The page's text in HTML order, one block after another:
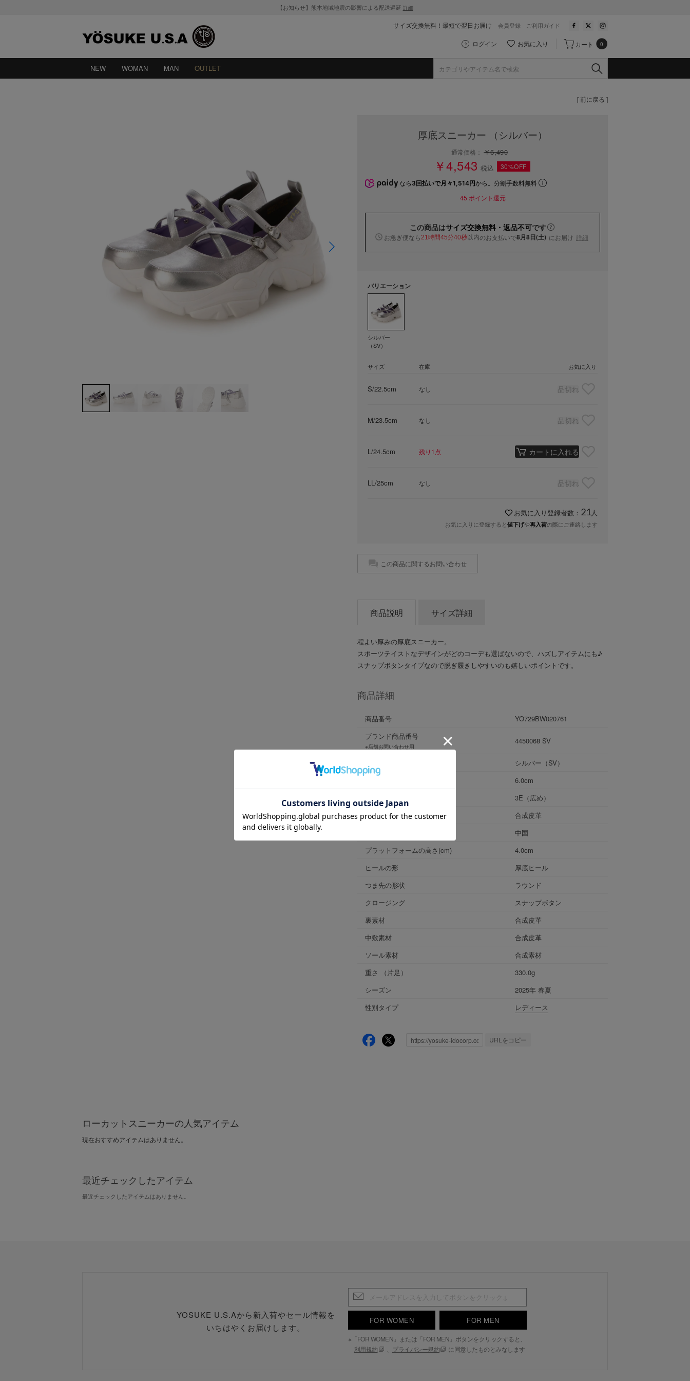
【お知らせ】熊本地域地震の影響による配送遅延 詳細
サイズ交換無料！最短で翌日お届け 会員登録 ご利用ガイド
ログイン お気に入り カート 0
NEW WOMAN MAN OUTLET
[ 前に戻る ]
厚底スニーカー （シルバー）
通常価格：￥6,490
￥4,543 税込 30%OFF
なら 3回払いで月々1,514円から。分割手数料無料
45 ポイント還元
この商品はサイズ交換無料・返品不可です
お急ぎ便なら 21時間45分40秒以内のお支払いで8月8日(土) にお届け 詳細
バリエーション
シルバー
（SV）
サイズ 在庫 お気に入り
S/22.5cm なし 品切れ
M/23.5cm なし 品切れ
L/24.5cm 残り1点 カートに入れる
LL/25cm なし 品切れ
お気に入り登録者数： 21 人
お気に入りに登録すると値下げや再入荷の際にご連絡します
この商品に関するお問い合わせ
商品説明 サイズ詳細
程よい厚みの厚底スニーカー。
スポーツテイストなデザインがどのコーデも選ばないので、ハズしアイテムにも♪
スナップボタンタイプなので脱ぎ履きしやすいのも嬉しいポイントです。
商品詳細
商品番号
YO729BW020761
ブランド商品番号
※店舗お問い合わせ用
4450068 SV
シルバー（SV）
6.0cm
3E（広め）
表素材
合成皮革
中国
プラットフォームの高さ(cm)
4.0cm
ヒールの形
厚底ヒール
つま先の形状
ラウンド
クロージング
スナップボタン
裏素材
合成皮革
中敷素材
合成皮革
ソール素材
合成素材
重さ
（片足）
330.0g
シーズン
2025年 春夏
性別タイプ
レディース
URLをコピー
ローカットスニーカーの人気アイテム
現在おすすめアイテムはありません。
最近チェックしたアイテム
最近チェックしたアイテムはありません。
YOSUKE U.S.Aから新入荷やセール情報を
いちはやくお届けします。
FOR WOMEN FOR MEN
※「FOR WOMEN」または「FOR MEN」ボタンをクリックすると、
利用規約
プライバシー規約 に同意したものとみなします